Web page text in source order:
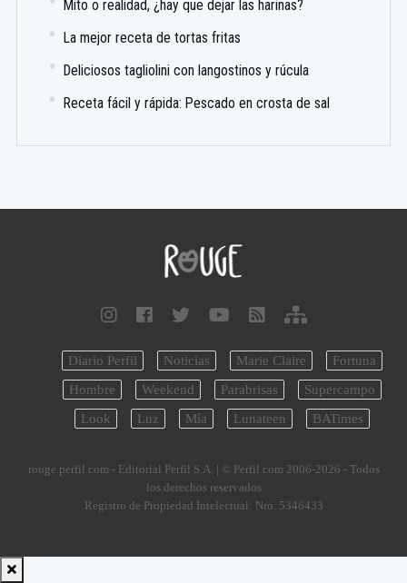
Mito o realidad, ¿hay que dejar las harinas?
La mejor receta de tortas fritas
Deliciosos tagliolini con langostinos y rúcula
Receta fácil y rápida: Pescado en crosta de sal
Diario Perfil Noticias Marie Claire
Fortuna
Hombre
Weekend Parabrisas
Supercampo
Look
Luz Mía Lunateen BATimes
rouge.perfil.com - Editorial Perfil S.A. | © Perfil.com 2006-2026 - Todos
los derechos reservados
Registro de Propiedad Intelectual: Nro. 5346433